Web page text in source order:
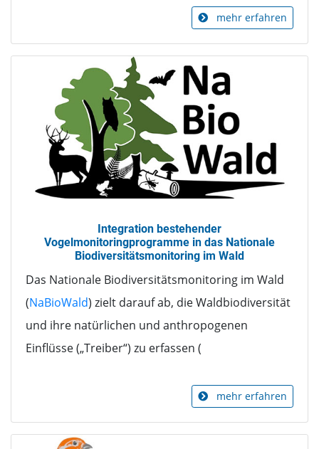
mehr erfahren
Integration bestehender
Vogelmonitoringprogramme in das Nationale
Biodiversitätsmonitoring im Wald
Das Nationale Biodiversitätsmonitoring im Wald
(NaBioWald) zielt darauf ab, die Waldbiodiversität
und ihre natürlichen und anthropogenen
Einflüsse („Treiber“) zu erfassen (
mehr erfahren